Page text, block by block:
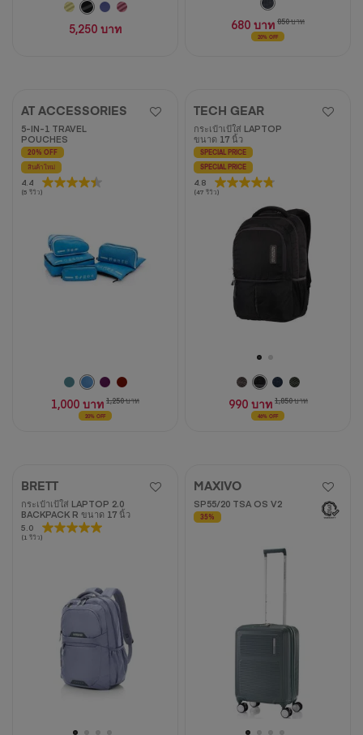
5,250 บาท 680 บาท 850 บาท
20% OFF
AT ACCESSORIES
5-IN-1 TRAVEL
POUCHES
20% OFF
สินค้าใหม่
4.4
(5 รีวิว)
4.4
จาก
วิจารณ์
1,000 บาท 1,250 บาท
20% OFF
TECH GEAR
กระเป๋าเป้ใส่ LAPTOP
ขนาด 17 นิ้ว
SPECIAL PRICE
SPECIAL PRICE
4.8
(47 รีวิว)
4.8
จาก
990 บาท 1,850 บาท
46% OFF
BRETT
กระเป๋าเป้ใส่ LAPTOP 2.0
BACKPACK R ขนาด 17 นิ้ว
5.0
(1 รีวิว)
5.0
จาก
MAXIVO
SP55/20 TSA OS V2
35%